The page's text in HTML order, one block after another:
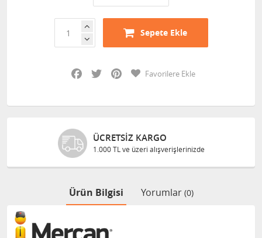
Sepete Ekle
Facebook
Twitter PinterestFavorilere Ekle
ÜCRETSIZ KARGO
1.000 TL ve üzeri alışverişlerinizde
Ürün Bilgisi Yorumlar (0)